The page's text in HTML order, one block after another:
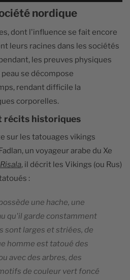
nordique
dont l'influence se fait encore
leurs racines dans les sociétés
les preuves physiques
se décompose
rendant difficile la
corporelles.
récits historiques
sur les tatouages vikings
un voyageur arabe du Xe
Risala, il décrit les Vikings (ou Rus)
:
une hache, une
qu'il garde constamment
sont larges et striées, de
homme est tatoué des
avec des arbres, des
de couleur vert foncé